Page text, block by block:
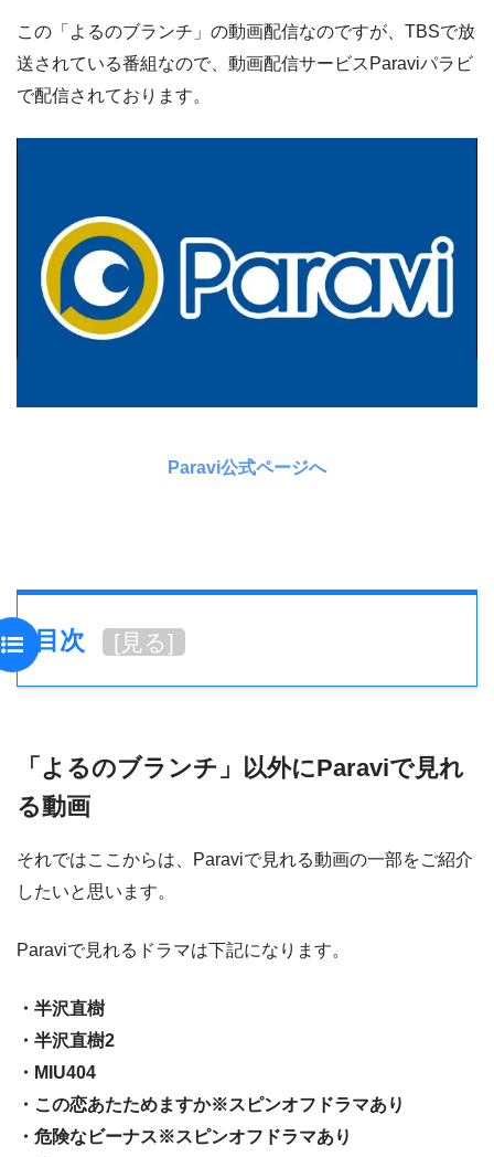
この「よるのブランチ」の動画配信なのですが、TBSで放
送されている番組なので、動画配信サービスParaviパラビ
で配信されております。
Paravi公式ページへ
目次 [見る]
「よるのブランチ」以外にParaviで見れ
る動画
それではここからは、Paraviで見れる動画の一部をご紹介
したいと思います。
Paraviで見れるドラマは下記になります。
・半沢直樹
・半沢直樹2
・MIU404
・この恋あたためますか※スピンオフドラマあり
・危険なビーナス※スピンオフドラマあり